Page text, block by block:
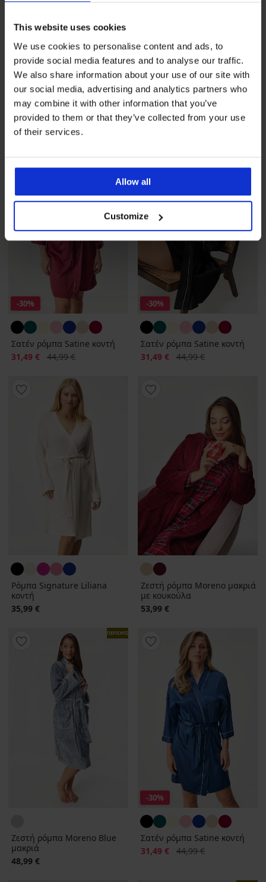
This website uses cookies
We use cookies to personalise content and ads, to
provide social media features and to analyse our traffic.
We also share information about your use of our site with
our social media, advertising and analytics partners who
may combine it with other information that you’ve
provided to them or that they’ve collected from your use
of their services.
Allow all
Customize
Ζεστή ρόμπα Moreno μακριά
με κουκούλα
53,99 €
Ζεστή ρόμπα Moreno Ice
μακριά με κουκούλα
57,99 €
-30%
Σατέν ρόμπα Satine κοντή
Έκπτωση
31,49 € Αρχική τιμή
44,99 €
-30%
Σατέν ρόμπα Satine κοντή
Έκπτωση
31,49 € Αρχική τιμή
44,99 €
Ρόμπα Signature Liliana
κοντή
35,99 €
Ζεστή ρόμπα Moreno μακριά
με κουκούλα
53,99 €
ΠΕΡΙΟΡΙΣΜΕΝΑ
Ζεστή ρόμπα Moreno Blue
μακριά
48,99 €
-30%
Σατέν ρόμπα Satine κοντή
Έκπτωση
31,49 € Αρχική τιμή
44,99 €